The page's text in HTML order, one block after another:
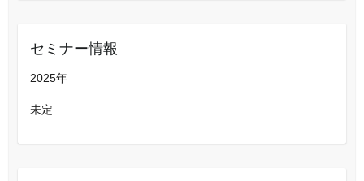
セミナー情報
2025年
未定